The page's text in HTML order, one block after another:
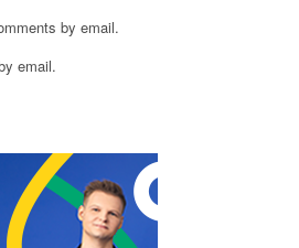
by email.
email.